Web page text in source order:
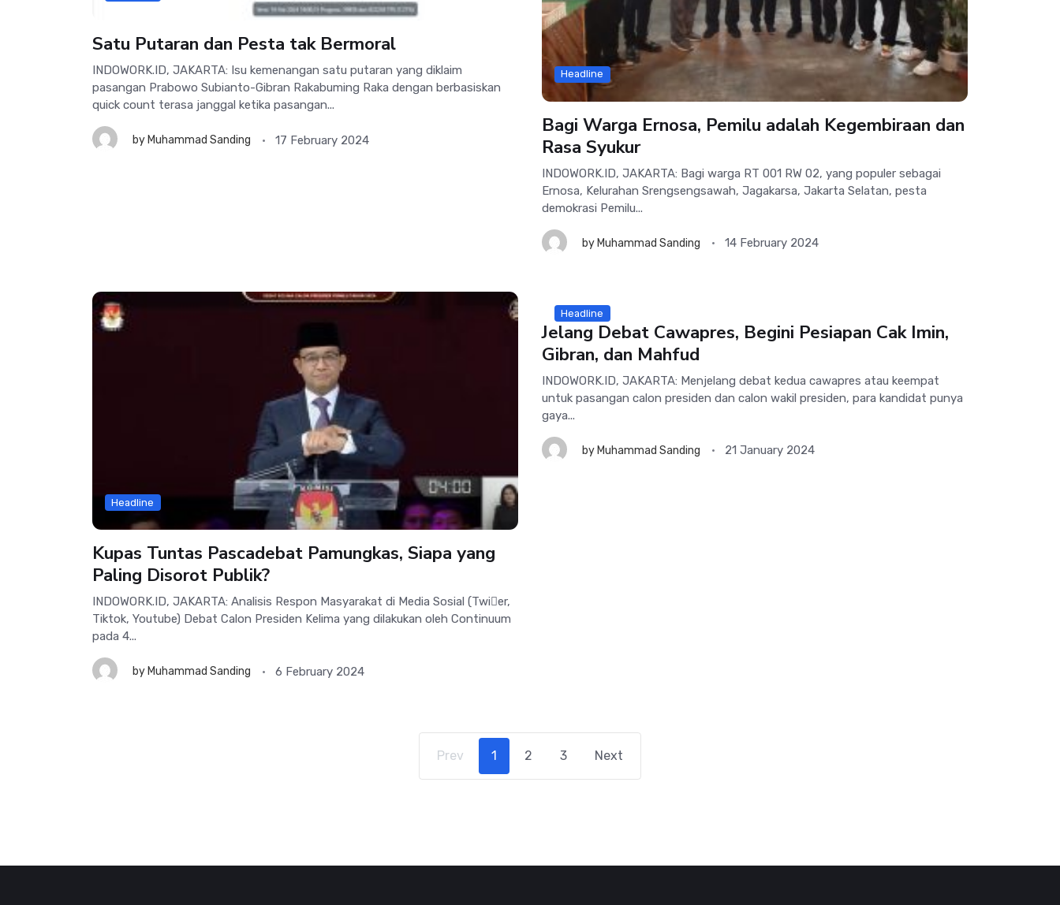
Satu Putaran dan Pesta tak Bermoral
INDOWORK.ID, JAKARTA: Isu kemenangan satu putaran yang diklaim
pasangan Prabowo Subianto-Gibran Rakabuming Raka dengan berbasiskan
quick count terasa janggal ketika pasangan...
by Muhammad Sanding 17 February 2024
Headline
Bagi Warga Ernosa, Pemilu adalah Kegembiraan dan
Rasa Syukur
INDOWORK.ID, JAKARTA: Bagi warga RT 001 RW 02, yang populer sebagai
Ernosa, Kelurahan Srengsengsawah, Jagakarsa, Jakarta Selatan, pesta
demokrasi Pemilu...
by Muhammad Sanding 14 February 2024
Headline
Kupas Tuntas Pascadebat Pamungkas, Siapa yang
Paling Disorot Publik?
INDOWORK.ID, JAKARTA: Analisis Respon Masyarakat di Media Sosial (Twier,
Tiktok, Youtube) Debat Calon Presiden Kelima yang dilakukan oleh Continuum
pada 4...
by Muhammad Sanding 6 February 2024
Headline
Jelang Debat Cawapres, Begini Pesiapan Cak Imin,
Gibran, dan Mahfud
INDOWORK.ID, JAKARTA: Menjelang debat kedua cawapres atau keempat
untuk pasangan calon presiden dan calon wakil presiden, para kandidat punya
gaya...
by Muhammad Sanding 21 January 2024
Prev 1 2 3 Next